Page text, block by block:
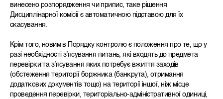
винесено розпорядження чи припис, таке рішення
Дисциплінарної комісії є автоматичною підставою для їх
скасування.
Крім того, новим в Порядку контролю є положення про те, що у
разі необхідності з’ясування питань, які входять до предмета
перевірки та з’ясування яких потребує вжиття заходів
(обстеження території боржника (банкрута), отримання
додаткових документів тощо) на території іншої, ніж місце
проведення перевірки, територіально-адміністративної одиниці,